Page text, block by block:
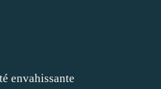
envahissante